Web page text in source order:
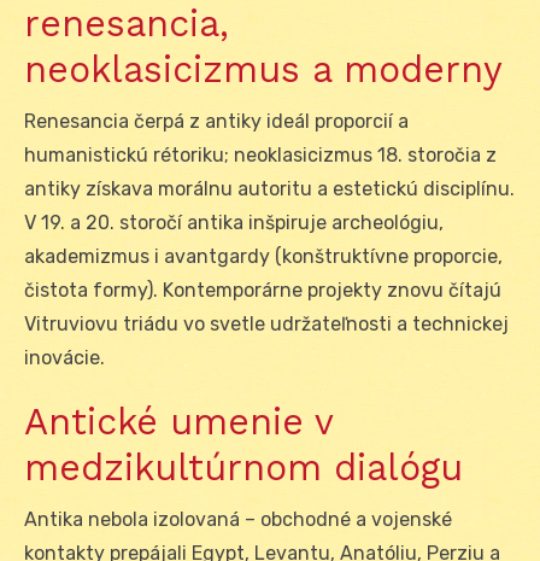
renesancia,
neoklasicizmus a moderny
Renesancia čerpá z antiky ideál proporcií a
humanistickú rétoriku; neoklasicizmus 18. storočia z
antiky získava morálnu autoritu a estetickú disciplínu.
V 19. a 20. storočí antika inšpiruje archeológiu,
akademizmus i avantgardy (konštruktívne proporcie,
čistota formy). Kontemporárne projekty znovu čítajú
Vitruviovu triádu vo svetle udržateľnosti a technickej
inovácie.
Antické umenie v
medzikultúrnom dialógu
Antika nebola izolovaná – obchodné a vojenské
kontakty prepájali Egypt, Levantu, Anatóliu, Perziu a